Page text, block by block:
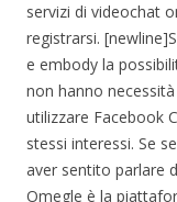
servizi di videochat
registrarsi.
e embody la
non hanno
utilizzare Facebook
stessi interessi. Se
aver sentito parlare
Omegle è la